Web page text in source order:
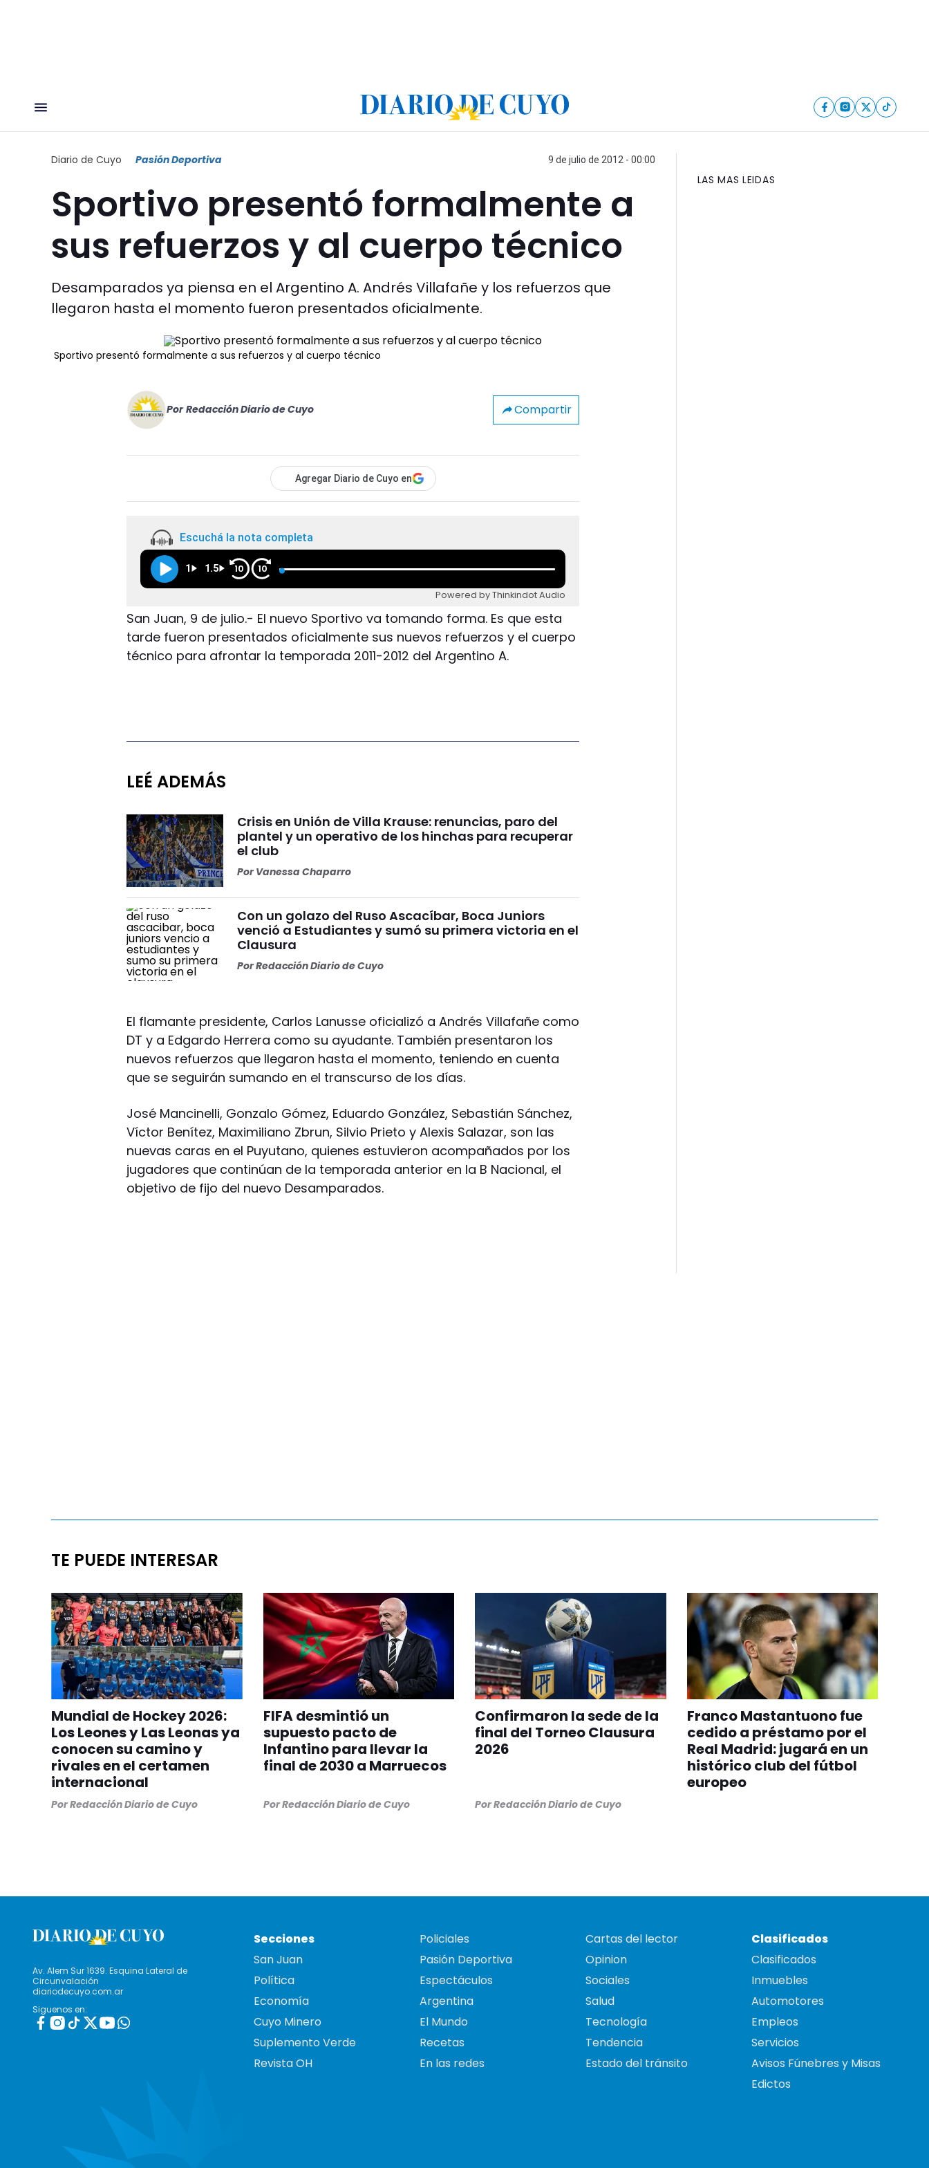
Diario de Cuyo Pasión Deportiva 9 de julio de 2012 - 00:00
Sportivo presentó formalmente a
sus refuerzos y al cuerpo técnico
Desamparados ya piensa en el Argentino A. Andrés Villafañe y los refuerzos que
llegaron hasta el momento fueron presentados oficialmente.
Sportivo presentó formalmente a sus refuerzos y al cuerpo técnico
Por Redacción Diario de Cuyo Compartir
Agregar Diario de Cuyo en
Escuchá la nota completa
1 1.5 10 10
Powered by Thinkindot Audio
San Juan, 9 de julio.- El nuevo Sportivo va tomando forma. Es que esta
tarde fueron presentados oficialmente sus nuevos refuerzos y el cuerpo
técnico para afrontar la temporada 2011-2012 del Argentino A.
LEÉ ADEMÁS
Crisis en Unión de Villa Krause: renuncias, paro del
plantel y un operativo de los hinchas para recuperar
el club
PorVanessa Chaparro
Con un golazo del Ruso Ascacíbar, Boca Juniors
venció a Estudiantes y sumó su primera victoria en el
Clausura
PorRedacción Diario de Cuyo
El flamante presidente, Carlos Lanusse oficializó a Andrés Villafañe como
DT y a Edgardo Herrera como su ayudante. También presentaron los
nuevos refuerzos que llegaron hasta el momento, teniendo en cuenta
que se seguirán sumando en el transcurso de los días.
José Mancinelli, Gonzalo Gómez, Eduardo González, Sebastián Sánchez,
Víctor Benítez, Maximiliano Zbrun, Silvio Prieto y Alexis Salazar, son las
nuevas caras en el Puyutano, quienes estuvieron acompañados por los
jugadores que continúan de la temporada anterior en la B Nacional, el
objetivo de fijo del nuevo Desamparados.
LAS MAS LEIDAS
TE PUEDE INTERESAR
Mundial de Hockey 2026:
Los Leones y Las Leonas ya
conocen su camino y
rivales en el certamen
internacional
PorRedacción Diario de Cuyo
FIFA desmintió un
supuesto pacto de
Infantino para llevar la
final de 2030 a Marruecos
PorRedacción Diario de Cuyo
Confirmaron la sede de la
final del Torneo Clausura
2026
PorRedacción Diario de Cuyo
Franco Mastantuono fue
cedido a préstamo por el
Real Madrid: jugará en un
histórico club del fútbol
europeo
Av. Alem Sur 1639. Esquina Lateral de
Circunvalación
diariodecuyo.com.ar
Siguenos en:
Secciones
San Juan
Política
Economía
Cuyo Minero
Suplemento Verde
Revista OH
Policiales
Pasión Deportiva
Espectáculos
Argentina
El Mundo
Recetas
En las redes
Cartas del lector
Opinion
Sociales
Salud
Tecnología
Tendencia
Estado del tránsito
Clasificados
Clasificados
Inmuebles
Automotores
Empleos
Servicios
Avisos Fúnebres y Misas
Edictos